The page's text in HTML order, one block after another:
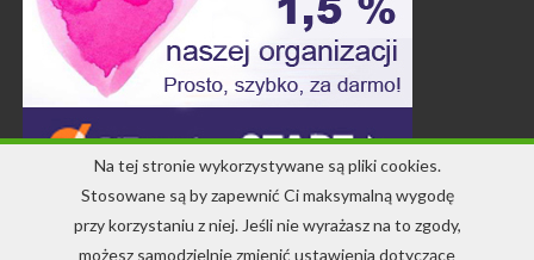
Kontakt
Na tej stronie wykorzystywane są pliki cookies.
Stosowane są by zapewnić Ci maksymalną wygodę
przy korzystaniu z niej. Jeśli nie wyrażasz na to zgody,
możesz samodzielnie zmienić ustawienia dotyczące